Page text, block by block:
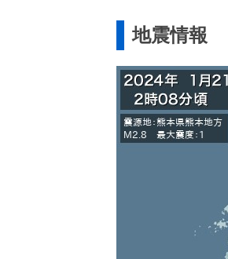
地震情報